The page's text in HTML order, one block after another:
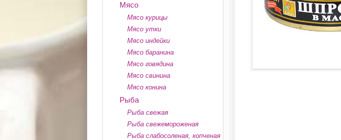
Мясо
Мясо курицы
Мясо утки
Мясо индейки
Мясо баранина
Мясо говядина
Мясо свинина
Мясо конина
Рыба
Рыба свежая
Рыба свежемороженая
Рыба слабосоленая, копченая